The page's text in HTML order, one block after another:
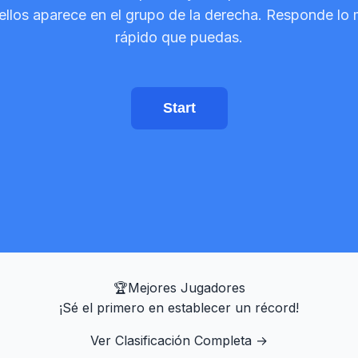
aparece en el grupo de la derecha. Responde lo
rápido que puedas.
Start
🏆Mejores Jugadores
¡Sé el primero en establecer un récord!
Ver Clasificación Completa →